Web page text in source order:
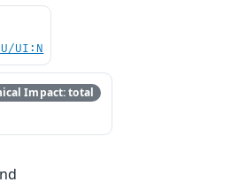
UI:N
Impact: total